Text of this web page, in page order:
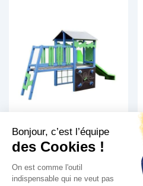
Jeu esca'tour
aluminium
4 589,00 €HT